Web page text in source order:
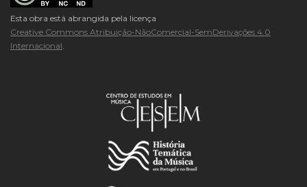
Esta obra está abrangida pela licença
Creative Commons Atribuição-NãoComercial-SemDerivações 4.0
Internacional